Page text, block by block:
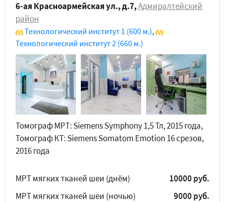
6-ая Красноармейская ул., д.7,Адмиралтейский
район
Технологический институт 1 (600 м.),
Технологический институт 2 (660 м.)
Томограф МРТ: Siemens Symphony 1,5 Тл, 2015 года,
Томограф КТ: Siemens Somatom Emotion 16 срезов,
2016 года
МРТ мягких тканей шеи (днём)
10000 руб.
МРТ мягких тканей шеи (ночью)
9000 руб.